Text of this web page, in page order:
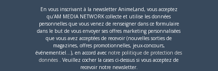
NUMÉRO
237
DATE DE SORTIE
05/01/2022
NOMBRE DE PAGES
144
PRIX
12,50 €
En vous inscrivant à la newsletter AnimeLand, vous acceptez
qu'AM MEDIA NETWORK collecte et utilise les données
personnelles que vous venez de renseigner dans ce formulaire
dans le but de vous envoyer ses offres marketing personnalisées
que vous avez acceptées de recevoir (nouvelles sorties de
magazines, offres promotionnelles, jeux-concours,
événementiel...), en accord avec notre politique de protection des
données . Veuillez cocher la cases ci-dessus si vous acceptez de
recevoir notre newsletter.